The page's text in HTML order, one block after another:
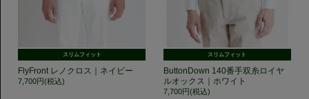
スリムフィット
FlyFront レノクロス｜ネイビー
7,700円(税込)
スリムフィット
ButtonDown 140番手双糸ロイヤ
ルオックス｜ホワイト
7,700円(税込)